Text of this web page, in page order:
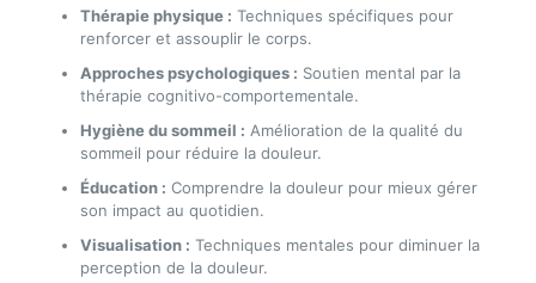
Thérapie physique : Techniques spécifiques pour
renforcer et assouplir le corps.
Approches psychologiques : Soutien mental par la
thérapie cognitivo-comportementale.
Hygiène du sommeil : Amélioration de la qualité du
sommeil pour réduire la douleur.
Éducation : Comprendre la douleur pour mieux gérer
son impact au quotidien.
Visualisation : Techniques mentales pour diminuer la
perception de la douleur.